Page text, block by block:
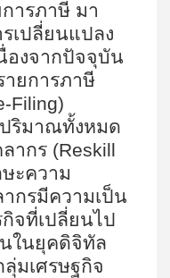
ารภาษี มา
เปลี่ยนแปลง
องจากปัจจุบัน
ยการภาษี
Filing)
ริมาณทั้งหมด
ากร (Reskill
ษะความ
กรมีความเป็น
จที่เปลี่ยนไป
ในยุคดิจิทัล
มเศรษฐกิจ